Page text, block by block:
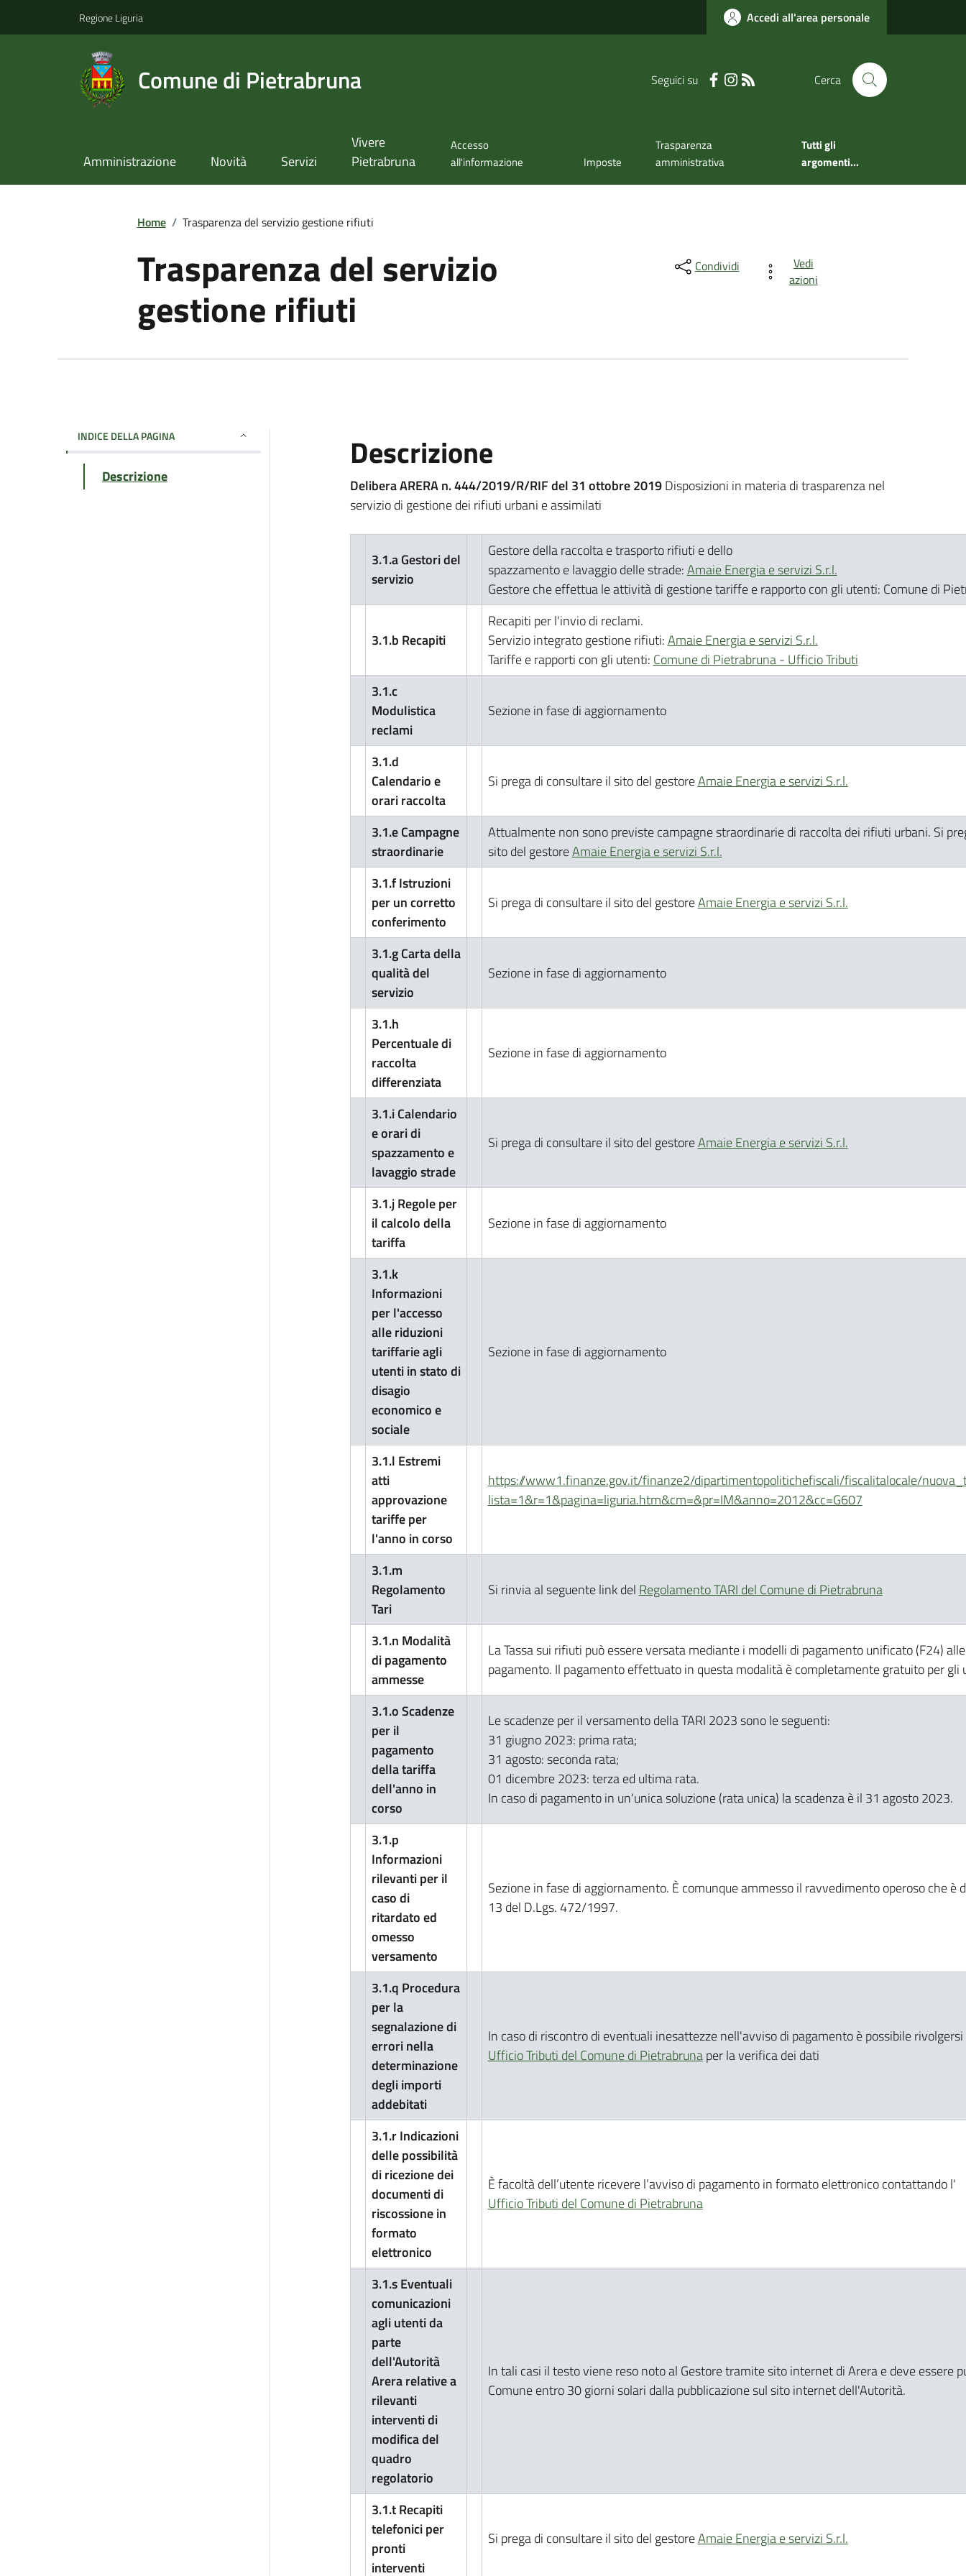
Regione Liguria Accedi all'area personale
Comune di Pietrabruna Seguici su Cerca
Amministrazione Novità Servizi
Vivere
Pietrabruna
Accesso
all'informazione
Imposte
Trasparenza
amministrativa
Tutti gli
argomenti...
Home / Trasparenza del servizio gestione rifiuti
Trasparenza del servizio
gestione rifiuti
Condividi
Vedi
azioni
INDICE DELLA PAGINA
Descrizione
Descrizione
Delibera ARERA n. 444/2019/R/RIF del 31 ottobre 2019Disposizioni in materia di trasparenza nel
servizio di gestione dei rifiuti urbani e assimilati
3.1.a Gestori del
servizio
Gestore della raccolta e trasporto rifiuti e dello
spazzamento e lavaggio delle strade:Amaie Energia e servizi S.r.l.
Gestore che effettua le attività di gestione tariffe e rapporto con gli utenti: Comune di
3.1.b Recapiti
Recapiti per l'invio di reclami.
Servizio integrato gestione rifiuti:Amaie Energia e servizi S.r.l.
Tariffe e rapporti con gli utenti: Comune di Pietrabruna - Ufficio Tributi
3.1.c
Modulistica
reclami
Sezione in fase di aggiornamento
3.1.d
Calendario e
orari raccolta
Si prega di consultare il sito del gestoreAmaie Energia e servizi S.r.l.
3.1.e Campagne
straordinarie
Attualmente non sono previste campagne straordinarie di raccolta dei rifiuti urbani. Si
sito del gestoreAmaie Energia e servizi S.r.l.
3.1.f Istruzioni
per un corretto
conferimento
Si prega di consultare il sito del gestoreAmaie Energia e servizi S.r.l.
3.1.g Carta della
qualità del
servizio
Sezione in fase di aggiornamento
3.1.h
Percentuale di
raccolta
differenziata
Sezione in fase di aggiornamento
3.1.i Calendario
e orari di
spazzamento e
lavaggio strade
Si prega di consultare il sito del gestoreAmaie Energia e servizi S.r.l.
3.1.j Regole per
il calcolo della
tariffa
Sezione in fase di aggiornamento
3.1.k
Informazioni
per l'accesso
alle riduzioni
tariffarie agli
utenti in stato di
disagio
economico e
sociale
Sezione in fase di aggiornamento
3.1.l Estremi
atti
approvazione
tariffe per
l'anno in corso
https://www1.finanze.gov.it/finanze2/dipartimentopolitichefiscali/fiscalitalocale/
lista=1&r=1&pagina=liguria.htm&cm=&pr=IM&anno=2012&cc=G607
3.1.m
Regolamento
Tari
Si rinvia al seguente link del Regolamento TARI del Comune di Pietrabruna
3.1.n Modalità
di pagamento
ammesse
La Tassa sui rifiuti può essere versata mediante i modelli di pagamento unificato (F24)
pagamento. Il pagamento effettuato in questa modalità è completamente gratuito per gli
3.1.o Scadenze
per il
pagamento
della tariffa
dell'anno in
corso
Le scadenze per il versamento della TARI 2023 sono le seguenti:
31 giugno 2023: prima rata;
31 agosto: seconda rata;
01 dicembre 2023: terza ed ultima rata.
In caso di pagamento in un'unica soluzione (rata unica) la scadenza è il 31 agosto 2023.
3.1.p
Informazioni
rilevanti per il
caso di
ritardato ed
omesso
versamento
Sezione in fase di aggiornamento. È comunque ammesso il ravvedimento operoso che è
13 del D.Lgs. 472/1997.
3.1.q Procedura
per la
segnalazione di
errori nella
determinazione
degli importi
addebitati
In caso di riscontro di eventuali inesattezze nell'avviso di pagamento è possibile
Ufficio Tributi del Comune di Pietrabrunaper la verifica dei dati
3.1.r Indicazioni
delle possibilità
di ricezione dei
documenti di
riscossione in
formato
elettronico
È facoltà dell’utente ricevere l’avviso di pagamento in formato elettronico contattando l'
Ufficio Tributi del Comune di Pietrabruna
3.1.s Eventuali
comunicazioni
agli utenti da
parte
dell'Autorità
Arera relative a
rilevanti
interventi di
modifica del
quadro
regolatorio
In tali casi il testo viene reso noto al Gestore tramite sito internet di Arera e deve essere
Comune entro 30 giorni solari dalla pubblicazione sul sito internet dell'Autorità.
3.1.t Recapiti
telefonici per
pronti
interventi
Si prega di consultare il sito del gestoreAmaie Energia e servizi S.r.l.